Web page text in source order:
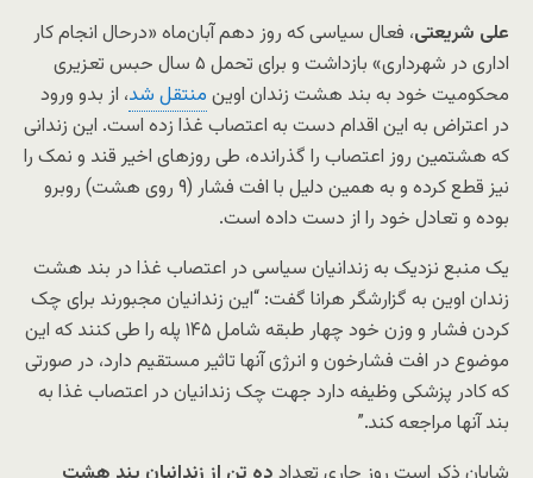
علی شریعتی، فعال سیاسی که روز دهم آبان‌ماه «درحال انجام کار
اداری در شهرداری» بازداشت و برای تحمل ۵ سال حبس تعزیری
محکومیت خود به بند هشت زندان اوین منتقل شد، از بدو ورود
در اعتراض به این اقدام دست به اعتصاب غذا زده است. این زندانی
که هشتمین روز اعتصاب را گذرانده، طی روزهای اخیر قند و نمک را
نیز قطع کرده و به همین دلیل با افت فشار (۹ روی هشت) روبرو
بوده و تعادل خود را از دست داده است.
یک منبع نزدیک به زندانیان سیاسی در اعتصاب غذا در بند هشت
زندان اوین به گزارشگر هرانا گفت: “این زندانیان مجبورند برای چک
کردن فشار و وزن خود چهار طبقه شامل ۱۴۵ پله را طی کنند که این
موضوع در افت فشارخون و انرژی آنها تاثیر مستقیم دارد، در صورتی
که کادر پزشکی وظیفه دارد جهت چک زندانیان در اعتصاب غذا به
بند آنها مراجعه کند.”